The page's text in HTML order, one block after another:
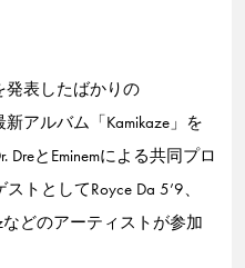
発表したばかりの
アルバム「Kamikaze」を
とEminemによる共同プロ
トとしてRoyce Da 5’9、
などのアーティストが参加